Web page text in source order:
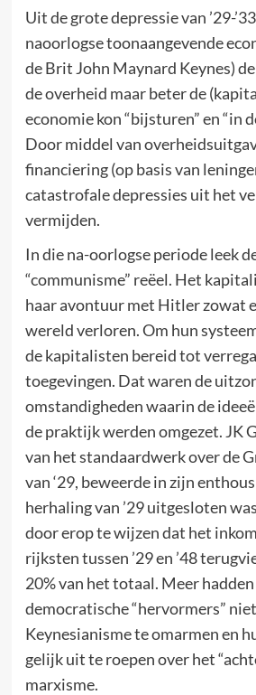
Uit de grote depressie van ’29-
naoorlogse toonaangevende
de Brit John Maynard Keynes)
de overheid maar beter de
economie kon “bijsturen” en “in
Door middel van
financiering (op basis van
catastrofale depressies uit het
vermijden.
In die na-oorlogse periode leek
“communisme” reëel. Het
haar avontuur met Hitler zowat
wereld verloren. Om hun
de kapitalisten bereid tot
toegevingen. Dat waren de
omstandigheden waarin de
de praktijk werden omgezet. JK
van het standaardwerk over de
van ‘29, beweerde in zijn
herhaling van ’29 uitgesloten
door erop te wijzen dat het
rijksten tussen ’29 en ’48
20% van het totaal. Meer
democratische “hervormers”
Keynesianisme te omarmen en
gelijk uit te roepen over het
marxisme.